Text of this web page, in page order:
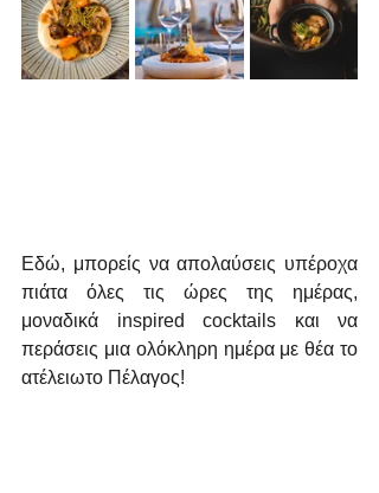
Εδώ, μπορείς να απολαύσεις υπέροχα
πιάτα όλες τις ώρες της ημέρας,
μοναδικά inspired cocktails και να
περάσεις μια ολόκληρη ημέρα με θέα το
ατέλειωτο Πέλαγος!